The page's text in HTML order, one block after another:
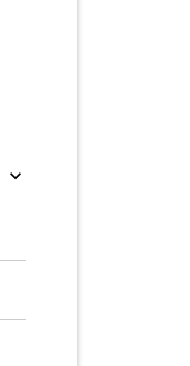
keyboard_arrow_down